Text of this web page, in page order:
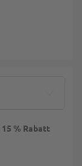
15 % Rabatt